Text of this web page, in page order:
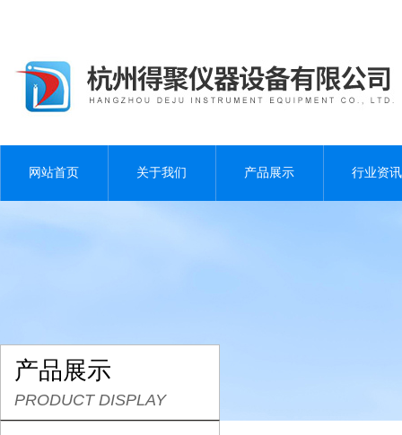
网站首页 关于我们 产品展示 行业资讯
产品展示
PRODUCT DISPLAY